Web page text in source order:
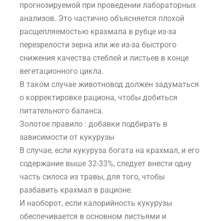
прогнозируемой при проведении лабораторных
анализов. Это частично объясняется плохой
расщепляемостью крахмала в рубце из-за
перезрелости зерна или же из-за быстрого
снижения качества стеблей и листьев в конце
вегетационного цикла.
В таком случае животновод должен задуматься
о корректировке рациона, чтобы добиться
питательного баланса.
Золотое правило : добавки подбирать в
зависимости от кукурузы
В случае, если кукуруза богата на крахмал, и его
содержание выше 32-33%, следует внести одну
часть силоса из травы, для того, чтобы
разбавить крахмал в рационе.
И наоборот, если калорийность кукурузы
обеспечивается в основном листьями и